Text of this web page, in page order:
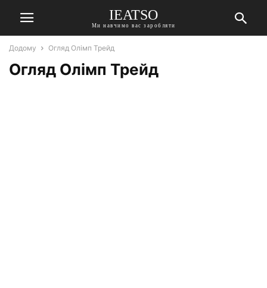
IEATSO
Ми навчимо вас заробляти
Додому Огляд Олімп Трейд
Огляд Олімп Трейд